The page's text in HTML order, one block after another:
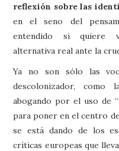
reflexión sobre las
en el seno del
entendido si quiere
alternativa real ante la
Ya no son sólo las
descolonizador, como
abogando por el uso de
para poner en el centro
se está dando de los
críticas europeas que